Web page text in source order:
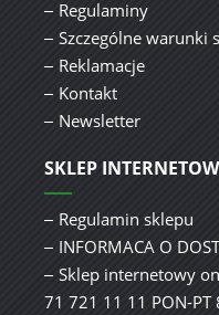
Regulaminy
Szczególne warunki
Reklamacje
Kontakt
Newsletter
SKLEP
Regulamin sklepu
INFORMACA O
Sklep internetowy
71 721 11 11 PON-PT